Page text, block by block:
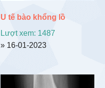
U tế bào khổng lồ
Lượt xem: 1487
» 16-01-2023